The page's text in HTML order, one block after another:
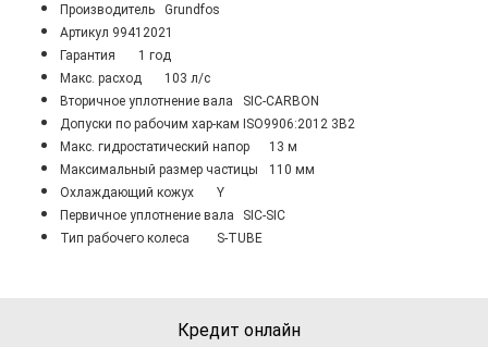
Производитель
Grundfos
Артикул 99412021
Гарантия
1 год
Maкс. расход
103 л/с
Вторичное уплотнение вала
SIC-CARBON
Допуски по рабочим хар-кам ISO9906:2012 3B2
Макс. гидростатический напор
13 м
Максимальный размер частицы
110 мм
Охлаждающий кожух
Y
Первичное уплотнение вала
SIC-SIC
Тип рабочего колеса
S-TUBE
Кредит онлайн